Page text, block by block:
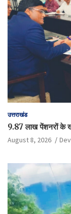
उत्तराखंड
9.87 लाख पेंशनरों के
August 8, 2026